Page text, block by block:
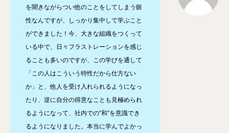
を聞きながらつい他のことをしてしまう個
性なんですが、しっかり集中して学ぶこと
ができました！今、大きな組織をつくって
いる中で、日々フラストレーションを感じ
ることも多いのですが、この学びを通して
「この人はこういう特性だから仕方ない
か」と、他人を受け入れられるようになっ
たり、逆に自分の得意なことも見極められ
るようになって、社内での“和”を意識でき
るようになりました。本当に学んでよかっ